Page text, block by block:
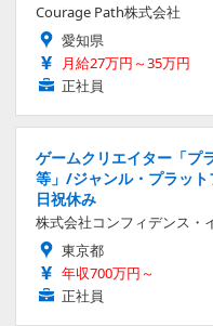
Courage Path株式会社
愛知県
月給27万円～35万円
正社員
ゲームクリエイター「プ
等」/ジャンル・プラッ
日祝休み
株式会社コンフィデンス・
東京都
年収700万円～
正社員